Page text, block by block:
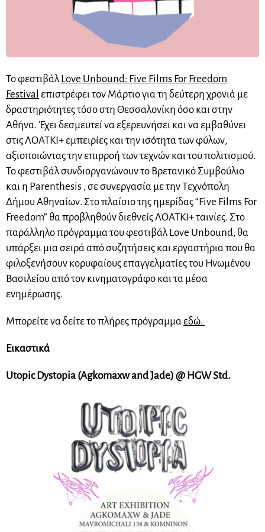
Το φεστιβάλLove Unbound: Five Films For Freedom
Festival επιστρέφει τον Μάρτιο για τη δεύτερη χρονιά με
δραστηριότητες τόσο στη Θεσσαλονίκη όσο και στην
Αθήνα. Έχει δεσμευτεί να εξερευνήσει και να εμβαθύνει
στις ΛΟΑΤΚΙ+ εμπειρίες και την ισότητα των φύλων,
αξιοποιώντας την επιρροή των τεχνών και του πολιτισμού.
Το φεστιβάλ συνδιοργανώνουν το Βρετανικό Συμβούλιο
και η Parenthesis , σε συνεργασία με την Τεχνόπολη
Δήμου Αθηναίων. Στο πλαίσιο της ημερίδας “Five Films For
Freedom” θα προβληθούν διεθνείς ΛΟΑΤΚΙ+ ταινίες. Στο
παράλληλο πρόγραμμα του φεστιβάλ Love Unbound, θα
υπάρξει μια σειρά από συζητήσεις και εργαστήρια που θα
φιλοξενήσουν κορυφαίους επαγγελματίες του Ηνωμένου
Βασιλείου από τον κινηματογράφο και τα μέσα
ενημέρωσης.
Μπορείτε να δείτε το πλήρες πρόγραμμαεδώ.
Εικαστικά
Utopic Dystopia (Agkomaxw and Jade) @ HGW Std.